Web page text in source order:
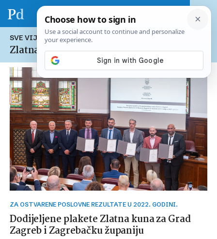
SVE VIJESTI NA TEMU:
Zlatna kuna
ZA OSTVARENE POSLOVNE REZULTATE U 2022. GODINI.
Dodijeljene plakete Zlatna kuna za Grad
Zagreb i Zagrebačku županiju